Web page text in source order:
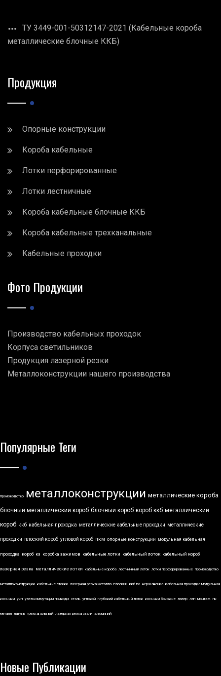
ТУ 3449-001-50312147-2021 (Кабельные короба
металлические блочные ККБ)
Продукция
Опорные конструкции
Короба кабельные
Лотки перфорированные
Лотки лестничные
Короба кабельные блочные ККБ
Короба кабельные трехканальные
Кабельные проходки
Фото Продукции
Производство кабельных проходок
Корпуса светильников
Продукция лазерной резки
Металлоконструкции нашего производства
Популярные Теги
производство металлоконструкции металлические короба
блочный металлический короб блочный короб короб ккб металлический
короб ккб кабельная проходка металлические кабельные проходки металлические
проходки плоский короб угловой короб пкм опорные конструкции модульная кабельная
проходка короб кз коробка зажимов кабельные лотки кабельный лоток кабельный короб
лазерная резка металлические лотки кабельные короба лестничный лоток лотки перфорированные производство
металлоконструкций кабельные стойки лазерная резка металла плоский ккб по нержавейка кабельная проходка модульная
косынки укп узел коммутации привода сталь угловой глубокий кабельный лоток косынки боковые лазер лэп монтаж пк
металл латунь трехканальный лазерная резка стали алюминий
Новые Публикации